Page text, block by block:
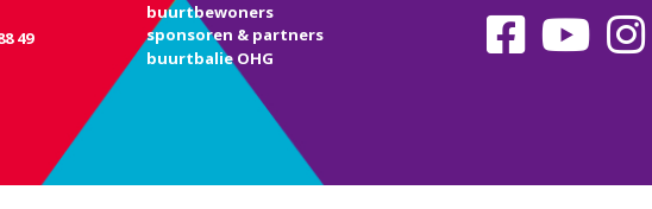
49
buurtbewoners
sponsoren & partners
buurtbalie OHG